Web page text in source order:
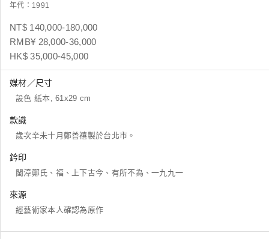
年代：1991
NT$ 140,000-180,000
RMB¥ 28,000-36,000
HK$ 35,000-45,000
媒材／尺寸
設色 紙本, 61x29 cm
款識
歲次辛未十月鄭善禧製於台北市。
鈐印
閩漳鄭氏、福、上下古今、有所不為、一九九一
來源
經藝術家本人確認為原作